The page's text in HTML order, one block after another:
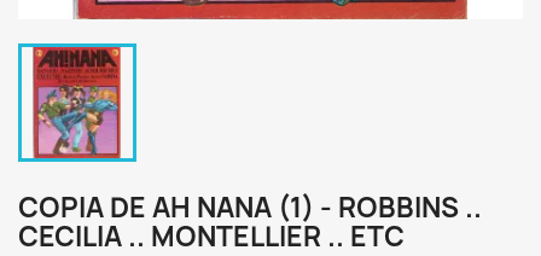
COPIA DE AH NANA (1) - ROBBINS ..
CECILIA .. MONTELLIER .. ETC